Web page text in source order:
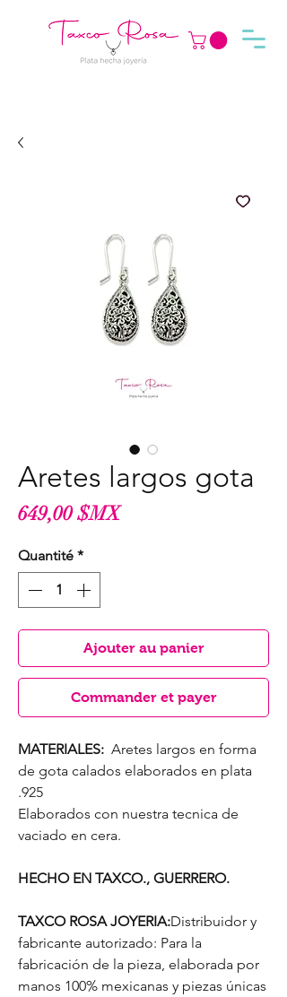
Aretes largos gota
649,00 $MXPrix
Quantité *
Ajouter au panier
Commander et payer
MATERIALES: Aretes largos en forma
de gota calados elaborados en plata
.925
Elaborados con nuestra tecnica de
vaciado en cera.
HECHO EN TAXCO., GUERRERO.
TAXCO ROSA JOYERIA:Distribuidor y
fabricante autorizado: Para la
fabricación de la pieza, elaborada por
manos 100% mexicanas y piezas únicas